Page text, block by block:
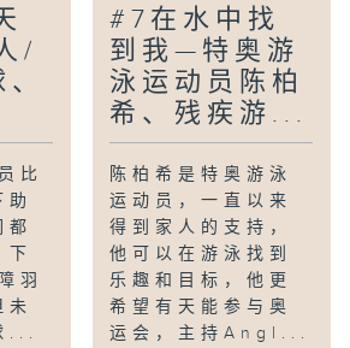
/
比
助
都
下
羽
未
...
#7在水中找
到我—特奥游
泳运动员陈柏
希、残疾游...
陈柏希是特奥游泳
运动员，一直以来
得到家人的支持，
他可以在游泳找到
乐趣和目标，他更
希望有天能参与奥
运会，主持Angl...